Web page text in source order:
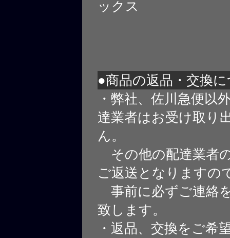
ックス
●商品の返品・交換
・弊社、佐川急便以
達業者はお受け取り
ん。
その他の配達業者
ご返送となりますの
事前に必ずご連絡
致します。
・返品、交換をご希